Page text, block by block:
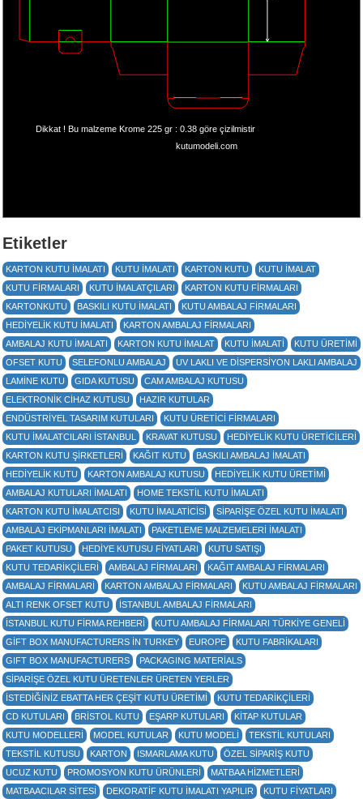
Dikkat ! Bu malzeme Krome 225 gr : 0.38 göre çizilmistir
kutumodeli.com
Etiketler
KARTON KUTU IMALATI KUTU IMALATI KARTON KUTU
KUTU IMALAT
KUTU FIRMALARI
KUTU IMALATÇILARI
KARTON KUTU FIRMALARI
KARTONKUTU
BASKILI KUTU IMALATI
KUTU AMBALAJ FIRMALARI
HEDIYELIK KUTU IMALATI
KARTON AMBALAJ FIRMALARI
AMBALAJ KUTU IMALATI
KARTON KUTU IMALAT KUTU IMALATI
KUTU ÜRETIMI
OFSET KUTU
SELEFONLU AMBALAJ
UV LAKLI VE DISPERSIYON LAKLI AMBALAJ
LAMINE KUTU
GIDA KUTUSU
CAM AMBALAJ KUTUSU
ELEKTRONIK CIHAZ KUTUSU
HAZIR KUTULAR
ENDÜSTRIYEL TASARIM KUTULARI
KUTU ÜRETICI FIRMALARI
KUTU IMALATCILARI ISTANBUL
KRAVAT KUTUSU
HEDIYELIK KUTU ÜRETICILERI
KARTON KUTU ŞIRKETLERI
KAĞIT KUTU
BASKILI AMBALAJ IMALATI
HEDIYELIK KUTU
KARTON AMBALAJ KUTUSU
HEDIYELIK KUTU ÜRETIMI
AMBALAJ KUTULARI IMALATI
HOME TEKSTIL KUTU IMALATI
KARTON KUTU IMALATCISI
KUTU IMALATICISI
SIPARIŞE ÖZEL KUTU IMALATI
AMBALAJ EKIPMANLARI IMALATI
PAKETLEME MALZEMELERI IMALATI
PAKET KUTUSU
HEDIYE KUTUSU FIYATLARI
KUTU SATIŞI
KUTU TEDARIKÇILERI
AMBALAJ FIRMALARI
KAĞIT AMBALAJ FIRMALARI
AMBALAJ FIRMALARI
KARTON AMBALAJ FIRMALARI
KUTU AMBALAJ FIRMALARI
ALTI RENK OFSET KUTU
ISTANBUL AMBALAJ FIRMALARI
ISTANBUL KUTU FIRMA REHBERI
KUTU AMBALAJ FIRMALARI TÜRKIYE GENELI
GIFT BOX MANUFACTURERS IN TURKEY
EUROPE
KUTU FABRİKALARI
GIFT BOX MANUFACTURERS
PACKAGING MATERİALS
SİPARİŞE ÖZEL KUTU ÜRETENLER ÜRETEN YERLER
İSTEDİĞİNİZ EBATTA HER ÇEŞİT KUTU ÜRETİMİ
KUTU TEDARİKÇİLERİ
CD KUTULARI
BRİSTOL KUTU EŞARP KUTULARI
KİTAP KUTULAR
KUTU MODELLERI
MODEL KUTULAR KUTU MODELI
TEKSTIL KUTULARI
TEKSTIL KUTUSU
KARTON ISMARLAMA KUTU
ÖZEL SIPARIŞ KUTU
UCUZ KUTU
PROMOSYON KUTU ÜRÜNLERI
MATBAA HIZMETLERI
MATBAACILAR SITESI
DEKORATİF KUTU İMALATI YAPILIR
KUTU FİYATLARI